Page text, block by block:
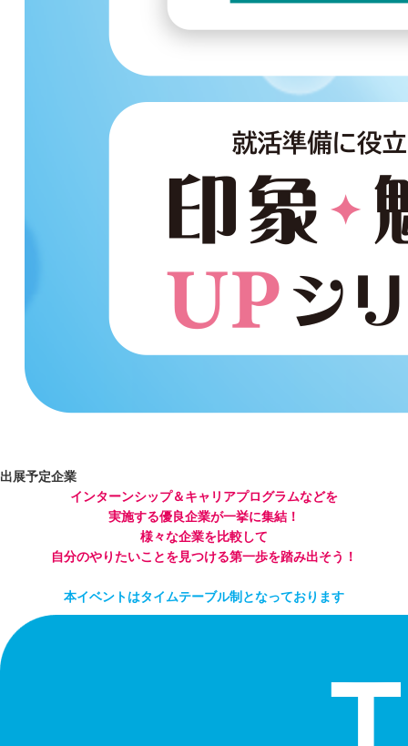
出展予定企業
インターンシップ＆キャリアプログラムなどを
実施する優良企業が一挙に集結！
様々な企業を比較して
自分のやりたいことを見つける第一歩を踏み出そう！
本イベントはタイムテーブル制となっております